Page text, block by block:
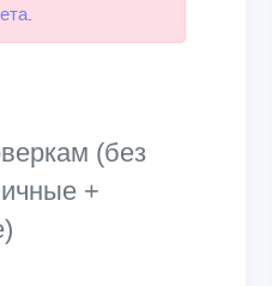
.
(без
+